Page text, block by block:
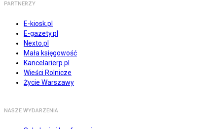
PARTNERZY
E-kiosk.pl
E-gazety.pl
Nexto.pl
Mała księgowość
Kancelarierp.pl
Wieści Rolnicze
Życie Warszawy
NASZE WYDARZENIA